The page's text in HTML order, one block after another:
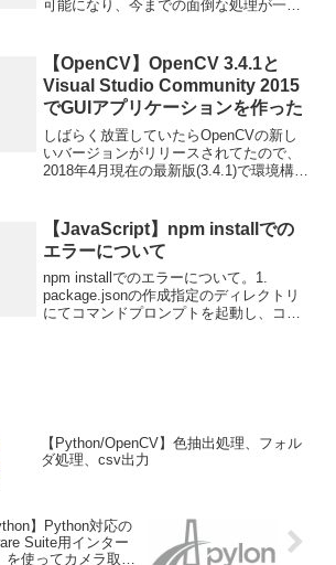
可能になり、今までの面倒な処理が一切
Windows7 ...
【OpenCV】OpenCV 3.4.1と
Visual Studio Community 2015
でGUIアプリケーションを作った
しばらく放置していたらOpenCVの新し
いバージョンがリリースされてたので、
2018年4月現在の最新版(3.4.1)で環境構築
ろもろ手間がかかるのでこ...
【JavaScript】npm installでの
エラーについて
npm installでのエラーについて。1.
package.jsonの作成指定のディレクトリ
にてコマンドプロンプトを起動し、コマ
【Python/OpenCV】色抽出処理、フォル
ダ処理、csv出力
】Python対応の
Suite用インター
を使ってカメラ取り